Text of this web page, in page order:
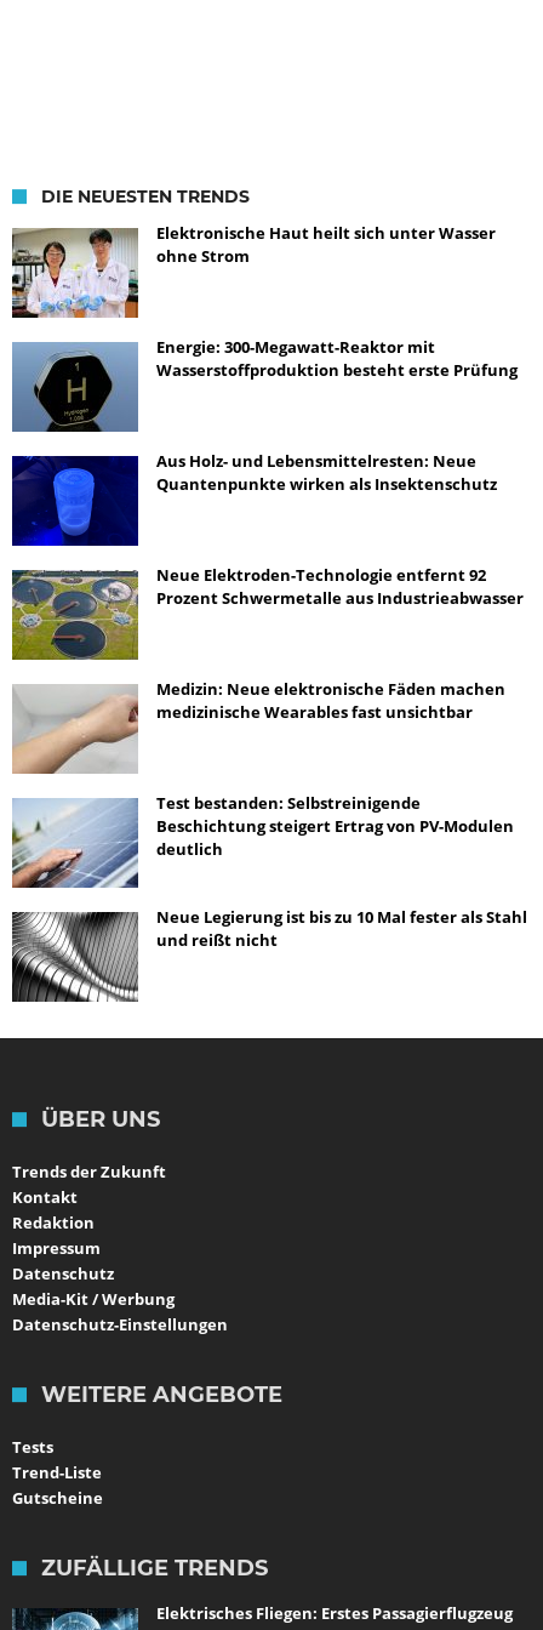
DIE NEUESTEN TRENDS
Elektronische Haut heilt sich unter Wasser
ohne Strom
Energie: 300-Megawatt-Reaktor mit
Wasserstoffproduktion besteht erste Prüfung
Aus Holz- und Lebensmittelresten: Neue
Quantenpunkte wirken als Insektenschutz
Neue Elektroden-Technologie entfernt 92
Prozent Schwermetalle aus Industrieabwasser
Medizin: Neue elektronische Fäden machen
medizinische Wearables fast unsichtbar
Test bestanden: Selbstreinigende
Beschichtung steigert Ertrag von PV-Modulen
deutlich
Neue Legierung ist bis zu 10 Mal fester als Stahl
und reißt nicht
ÜBER UNS
Trends der Zukunft
Kontakt
Redaktion
Impressum
Datenschutz
Media-Kit / Werbung
Datenschutz-Einstellungen
WEITERE ANGEBOTE
Tests
Trend-Liste
Gutscheine
ZUFÄLLIGE TRENDS
Elektrisches Fliegen: Erstes Passagierflugzeug